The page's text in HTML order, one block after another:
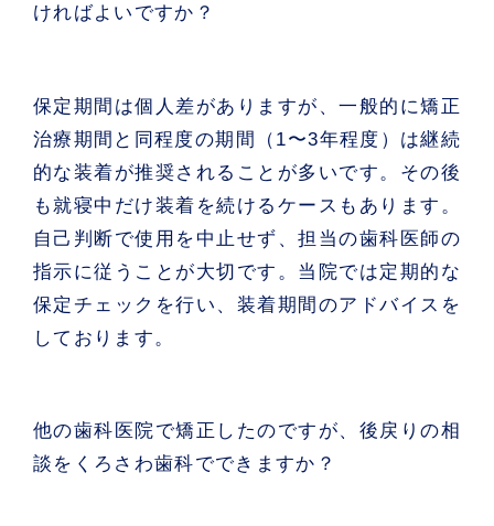
ければよいですか？
保定期間は個人差がありますが、一般的に矯正
治療期間と同程度の期間（1〜3年程度）は継続
的な装着が推奨されることが多いです。その後
も就寝中だけ装着を続けるケースもあります。
自己判断で使用を中止せず、担当の歯科医師の
指示に従うことが大切です。当院では定期的な
保定チェックを行い、装着期間のアドバイスを
しております。
他の歯科医院で矯正したのですが、後戻りの相
談をくろさわ歯科でできますか？